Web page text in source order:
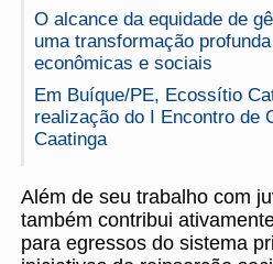
O alcance da equidade de
uma transformação
econômicas e sociais
Em Buíque/PE, Ecossítio
realização do I Encontro de
Caatinga
Além de seu trabalho com
também contribui
para egressos do sistema